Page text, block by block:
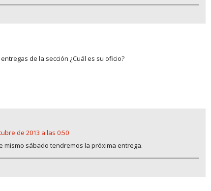
de la sección ¿Cuál es su oficio?
de 2013 a las 0:50
mismo sábado tendremos la próxima entrega.